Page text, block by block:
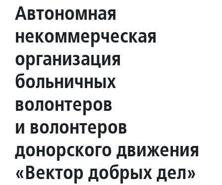
Автономная
некоммерческая
организация
больничных
волонтеров
и волонтеров
донорского движения
«Вектор добрых дел»